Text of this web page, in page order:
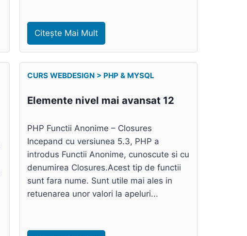
Citește Mai Mult
CURS WEBDESIGN > PHP & MYSQL
Elemente nivel mai avansat 12
PHP Functii Anonime – Closures
Incepand cu versiunea 5.3, PHP a
introdus Functii Anonime, cunoscute si cu
denumirea Closures.Acest tip de functii
sunt fara nume. Sunt utile mai ales in
retuenarea unor valori la apeluri...